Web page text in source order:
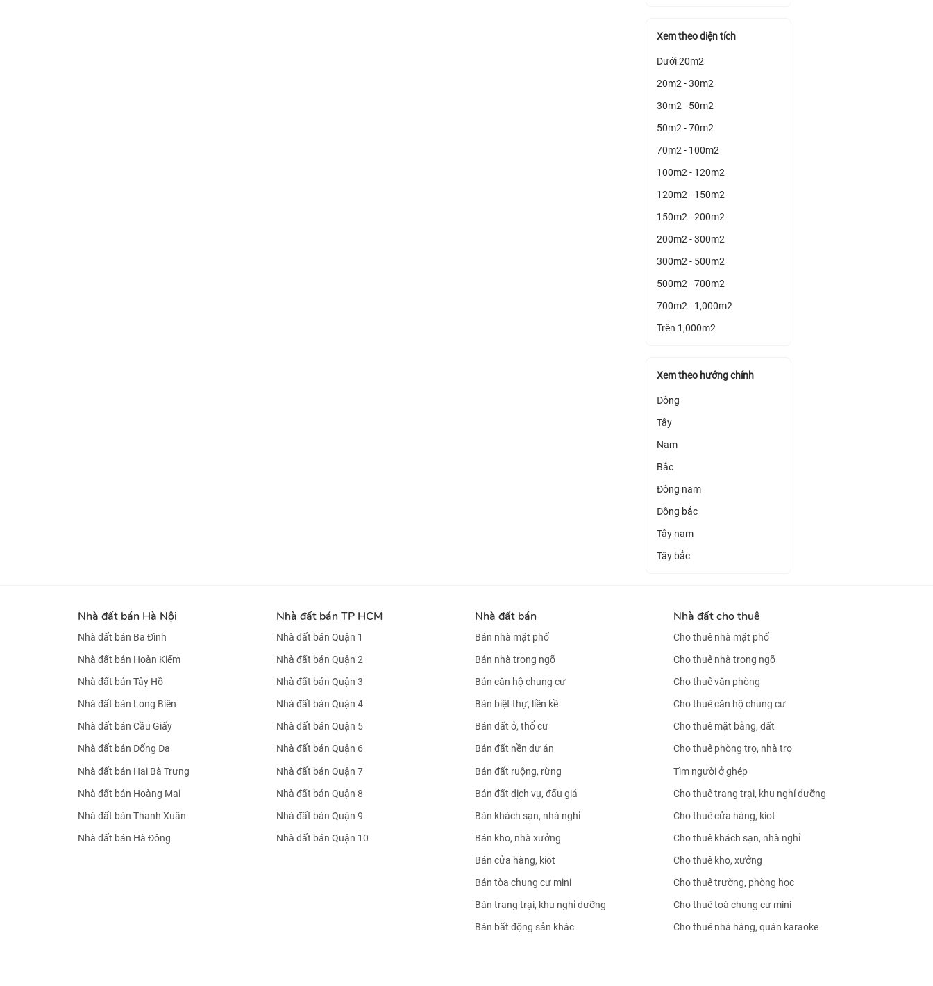
Xem theo diện tích
Dưới 20m2
20m2 - 30m2
30m2 - 50m2
50m2 - 70m2
70m2 - 100m2
100m2 - 120m2
120m2 - 150m2
150m2 - 200m2
200m2 - 300m2
300m2 - 500m2
500m2 - 700m2
700m2 - 1,000m2
Trên 1,000m2
Xem theo hướng chính
Đông
Tây
Nam
Bắc
Đông nam
Đông bắc
Tây nam
Tây bắc
Nhà đất bán Hà Nội
Nhà đất bán Ba Đình
Nhà đất bán Hoàn Kiếm
Nhà đất bán Tây Hồ
Nhà đất bán Long Biên
Nhà đất bán Cầu Giấy
Nhà đất bán Đống Đa
Nhà đất bán Hai Bà Trưng
Nhà đất bán Hoàng Mai
Nhà đất bán Thanh Xuân
Nhà đất bán Hà Đông
Nhà đất bán TP HCM
Nhà đất bán Quận 1
Nhà đất bán Quận 2
Nhà đất bán Quận 3
Nhà đất bán Quận 4
Nhà đất bán Quận 5
Nhà đất bán Quận 6
Nhà đất bán Quận 7
Nhà đất bán Quận 8
Nhà đất bán Quận 9
Nhà đất bán Quận 10
Nhà đất bán
Bán nhà mặt phố
Bán nhà trong ngõ
Bán căn hộ chung cư
Bán biệt thự, liền kề
Bán đất ở, thổ cư
Bán đất nền dự án
Bán đất ruộng, rừng
Bán đất dịch vụ, đấu giá
Bán khách sạn, nhà nghỉ
Bán kho, nhà xưởng
Bán cửa hàng, kiot
Bán tòa chung cư mini
Bán trang trại, khu nghỉ dưỡng
Bán bất động sản khác
Nhà đất cho thuê
Cho thuê nhà mặt phố
Cho thuê nhà trong ngõ
Cho thuê văn phòng
Cho thuê căn hộ chung cư
Cho thuê mặt bằng, đất
Cho thuê phòng trọ, nhà trọ
Tìm người ở ghép
Cho thuê trang trại, khu nghỉ dưỡng
Cho thuê cửa hàng, kiot
Cho thuê khách sạn, nhà nghỉ
Cho thuê kho, xưởng
Cho thuê trường, phòng học
Cho thuê toà chung cư mini
Cho thuê nhà hàng, quán karaoke